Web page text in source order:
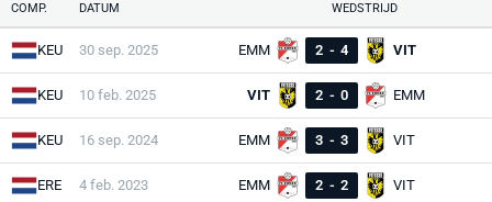
COMP. DATUM WEDSTRIJD
KEU 30 sep. 2025 EMM 2 - 4 VIT
KEU 10 feb. 2025 VIT 2 - 0 EMM
KEU 16 sep. 2024 EMM 3 - 3 VIT
ERE 4 feb. 2023 EMM 2 - 2 VIT